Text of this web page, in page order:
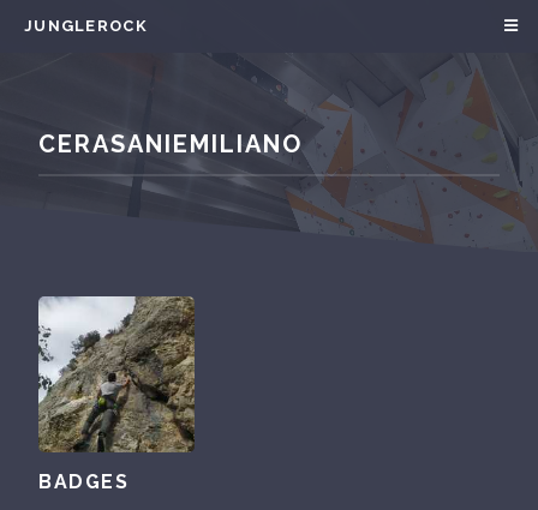
JUNGLEROCK
CERASANIEMILIANO
BADGES